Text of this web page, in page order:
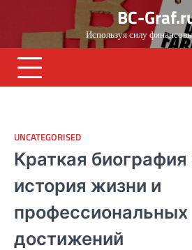
content
BC-
Используя силу
UNCATEGORISED
Краткая
история жизни и
профессиональных
достижений